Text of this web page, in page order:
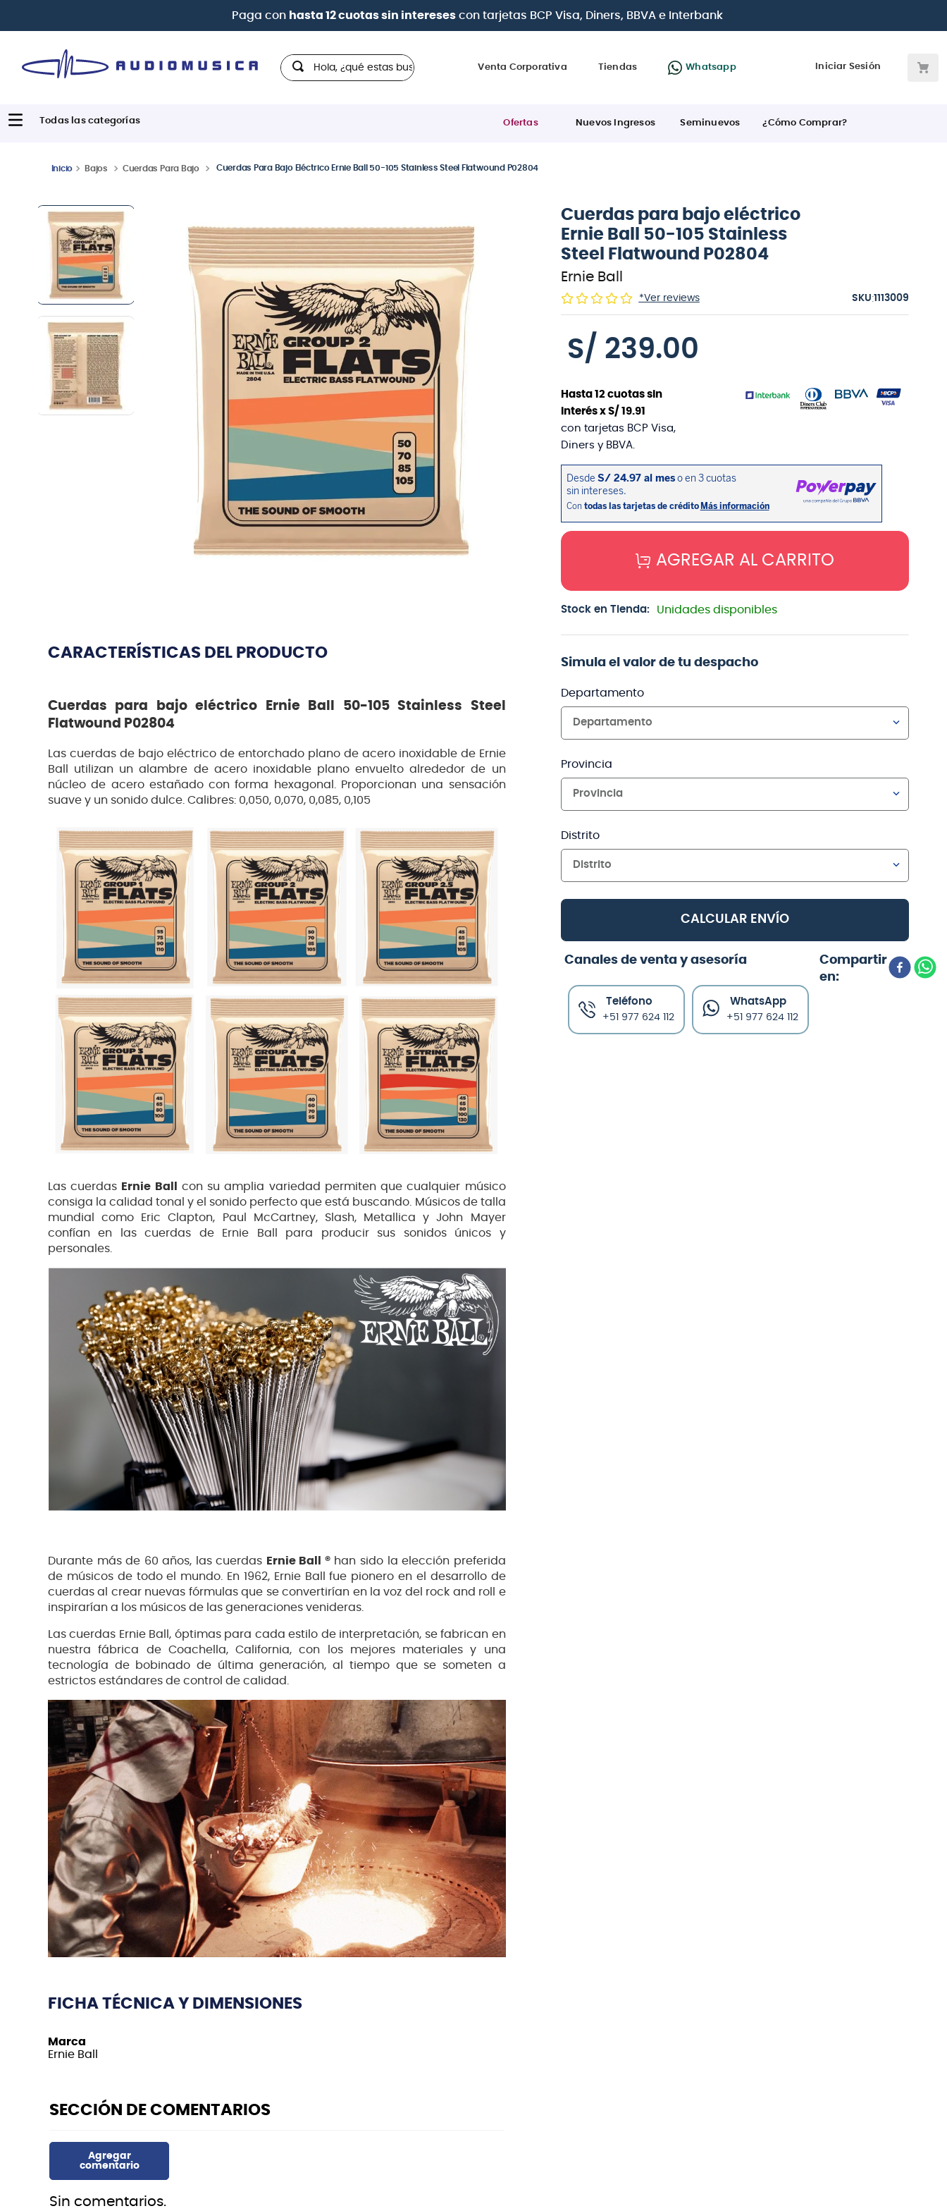
| Paga en cuotasdesde 0% de interéscon todas las tarjetas de crédito
Hola, ¿qué estas buscando?
Venta Corporativa Tiendas Whatsapp Iniciar Sesión
Ofertas Nuevos Ingresos Seminuevos ¿Cómo Comprar?
Bajos Cuerdas Para Bajo Cuerdas Para Bajo Eléctrico Ernie Ball 50-105 Stainless Steel Flatwound P02804
CARACTERÍSTICAS DEL PRODUCTO
Cuerdas para bajo eléctrico Ernie Ball 50-105 Stainless Steel
Flatwound P02804
Las cuerdas de bajo eléctrico de entorchado plano de acero inoxidable de Ernie
Ball utilizan un alambre de acero inoxidable plano envuelto alrededor de un
núcleo de acero estañado con forma hexagonal. Proporcionan una sensación
suave y un sonido dulce. Calibres: 0,050, 0,070, 0,085, 0,105
Las cuerdas Ernie Ball
con su amplia variedad permiten que cualquier músico
consiga la calidad tonal y el sonido perfecto que está buscando. Músicos de talla
mundial como Eric Clapton, Paul McCartney, Slash, Metallica y John Mayer
confían en las cuerdas de Ernie Ball para producir sus sonidos únicos y
personales.
Durante más de 60 años, las cuerdas Ernie Ball ®han sido la elección preferida
de músicos de todo el mundo. En 1962, Ernie Ball fue pionero en el desarrollo de
cuerdas al crear nuevas fórmulas que se convertirían en la voz del rock and roll e
inspirarían a los músicos de las generaciones venideras.
Las cuerdas Ernie Ball, óptimas para cada estilo de interpretación, se fabrican en
nuestra fábrica de Coachella, California, con los mejores materiales y una
tecnología de bobinado de última generación, al tiempo que se someten a
estrictos estándares de control de calidad.
FICHA TÉCNICA Y DIMENSIONES
Marca
Ernie Ball
Sin comentarios.
Cuerdas para bajo eléctrico
Ernie Ball 50-105 Stainless
Steel Flatwound P02804
Ernie Ball
*Ver reviews :1113009
S/ 239.00
Hasta 12cuotas sin
interés x S/ 19.91
con tarjetas BCP Visa,
Diners y BBVA.
AGREGAR AL CARRITO
Stock en Tienda: Unidades disponibles
Simula el valor de tu despacho
Departamento
Departamento
Provincia
Provincia
Distrito
Distrito
CALCULAR ENVÍO
Canales de venta y asesoría
Teléfono
+51 977 624 112
WhatsApp
+51 977 624 112